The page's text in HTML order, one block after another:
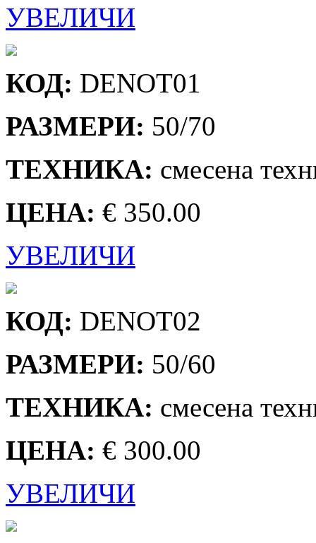
УВЕЛИЧИ
КОД: DENOT01
РАЗМЕРИ: 50/70
ТЕХНИКА: смесена
ЦЕНА: € 350.00
УВЕЛИЧИ
КОД: DENOT02
РАЗМЕРИ: 50/60
ТЕХНИКА: смесена
ЦЕНА: € 300.00
УВЕЛИЧИ